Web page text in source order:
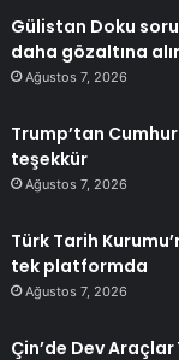
Gülistan Doku
daha gözaltına
Ağustos 7, 2026
Trump’tan
teşekkür
Ağustos 7, 2026
Türk Tarih
tek platformda
Ağustos 7, 2026
Çin’de Dev Araçlar